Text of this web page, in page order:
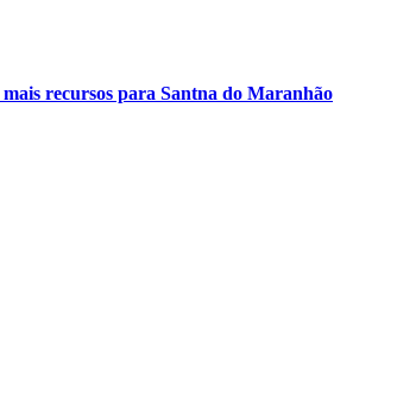
recursos para Santna do Maranhão